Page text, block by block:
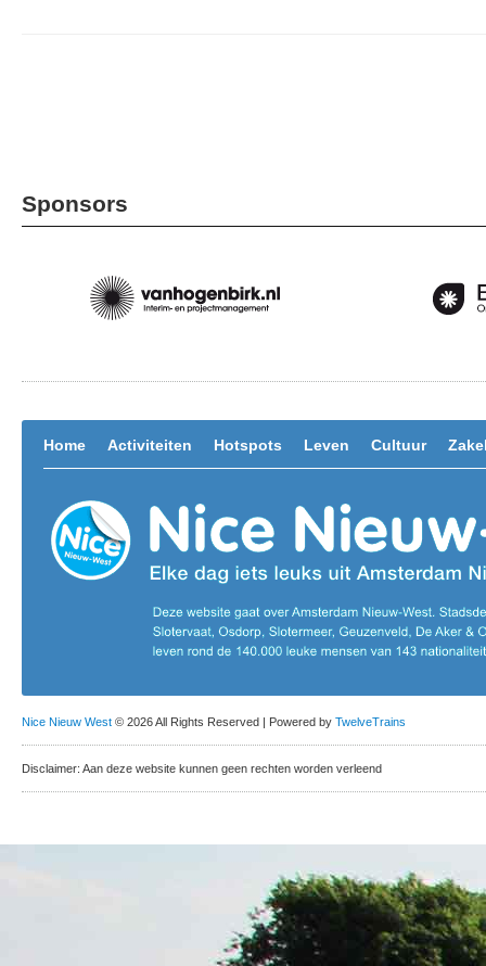
Sponsors
Home Activiteiten Hotspots Leven Cultuur
Nice Nieuw West © 2026 All Rights Reserved | Powered by TwelveTrains
Disclaimer: Aan deze website kunnen geen rechten worden verleend